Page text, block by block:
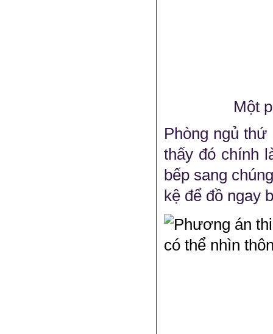
Một
Phòng ngủ
thấy đó chính
bếp sang
kệ để đồ ngay